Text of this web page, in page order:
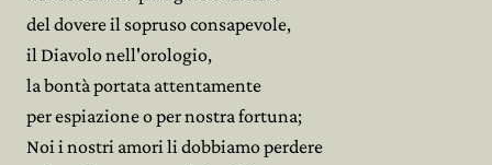
del dovere il sopruso consapevole,
il Diavolo nell'orologio,
la bontà portata attentamente
per espiazione o per nostra fortuna;
Noi i nostri amori li dobbiamo perdere